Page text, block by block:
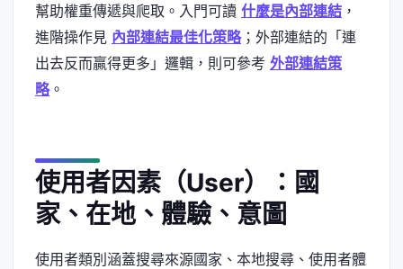
幫助權重傳遞與爬取。入門可讀 什麼是內部連結 ，
進階操作見 內部連結最佳化策略；外部連結的「連
出去反而贏得更多」邏輯，則可參考 外部連結策
略。
使用者因素（User）：國
家、在地、體驗、意圖
使用者類別涵蓋搜尋來源國家、本地搜尋、使用者體